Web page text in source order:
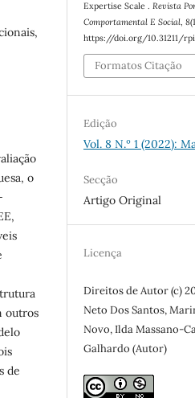
o
outros
de
Expertise Scale .Revista
Comportamental E Social,8
https://doi.org/10.31211/
Formatos Citação
Edição
Vol. 8 N.º 1 (2022):
Secção
Artigo Original
Licença
Direitos de Autor (c)
Neto Dos Santos,
Novo, Ilda Massano-
Galhardo (Autor)